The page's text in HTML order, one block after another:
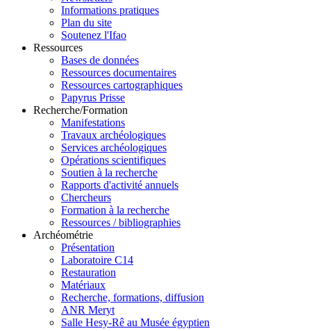
Informations pratiques
Plan du site
Soutenez l'Ifao
Ressources
Bases de données
Ressources documentaires
Ressources cartographiques
Papyrus Prisse
Recherche/Formation
Manifestations
Travaux archéologiques
Services archéologiques
Opérations scientifiques
Soutien à la recherche
Rapports d'activité annuels
Chercheurs
Formation à la recherche
Ressources / bibliographies
Archéométrie
Présentation
Laboratoire C14
Restauration
Matériaux
Recherche, formations, diffusion
ANR Meryt
Salle Hesy-Rê au Musée égyptien